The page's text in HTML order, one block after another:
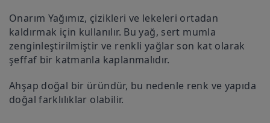
Onarım Yağımız, çizikleri ve lekeleri ortadan
kaldırmak için kullanılır. Bu yağ, sert mumla
zenginleştirilmiştir ve renkli yağlar son kat olarak
şeffaf bir katmanla kaplanmalıdır.
Ahşap doğal bir üründür, bu nedenle renk ve yapıda
doğal farklılıklar olabilir.